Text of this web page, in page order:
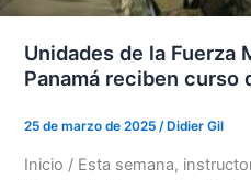
Unidades de la Fuerza
Panamá reciben curso
25 de marzo de 2025 /Didier Gil
Inicio / Esta semana,